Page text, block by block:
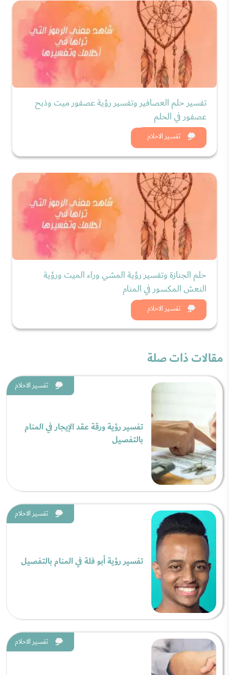
تفسير الاحلام
تفسير حلم العصافير وتفسير رؤية عصفور ميت وذبح
عصفور في الحلم
شاهد الان
تفسير الاحلام
حلم الجنازة وتفسير رؤية المشي وراء الميت ورؤية
النعش المكسور في المنام
شاهد الان
مقالات ذات صلة
تفسير الاحلام
تفسير رؤية ورقة عقد الإيجار في المنام
بالتفصيل
تفسير الاحلام
تفسير رؤية أبو فلة في المنام بالتفصيل
تفسير الاحلام